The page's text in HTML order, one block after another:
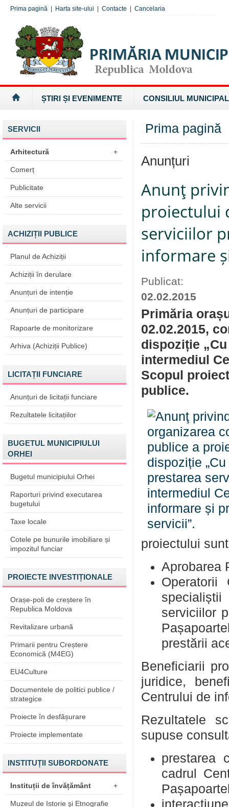
Prima pagină Harta site-ului Contacte Cancelaria
ȘTIRI ȘI EVENIMENTE CONSILIUL MUNICIPAL
SERVICII
Arhitectură +
Comerț
Publicitate
Alte servicii
ACHIZIȚII PUBLICE
Planul de Achiziții
Achiziții în derulare
Anunțuri de intenție
Anunțuri de participare
Rapoarte de monitorizare
Arhiva (Achiziții Publice)
LICITAȚII FUNCIARE
Anunțuri de licitații funciare
Rezultatele licitațiilor
BUGETUL MUNICIPIULUI
ORHEI
Bugetul municipiului Orhei
Raporturi privind executarea
bugetului
Taxe locale
Cotele pe bunurile imobiliare și
impozitul funciar
PROIECTE INVESTIȚIONALE
Orașe-poli de creștere în
Republica Moldova
Revitalizare urbană
Primarii pentru Creștere
Economică (M4EG)
EU4Culture
Documentele de politici publice /
strategice
Proiecte în desfășurare
Proiecte implementate
INSTITUȚII SUBORDONATE
Instituții de învățământ +
Muzeul de Istorie şi Etnografie
Prima pagină
Anunțuri
Anunţ
proiectului
serviciilor
informare
Publicat:
02.02.2015
Primăria
02.02.2015,
dispoziție
intermediul
Scopul
publice.
proiectului
Aprobarea
serviciilor
prestării
Beneficiarii
juridice,
Centrului de
Rezultatele
supuse
prestarea
cadrul